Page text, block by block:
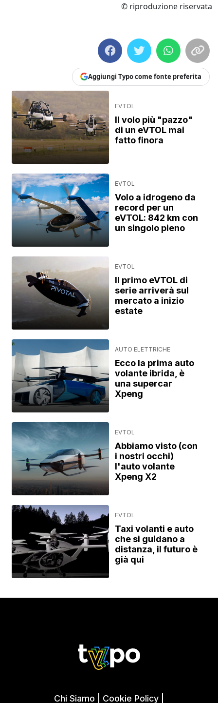
© riproduzione riservata
Aggiungi Typo come fonte preferita
EVTOL
Il volo più "pazzo"
di un eVTOL mai
fatto finora
EVTOL
Volo a idrogeno da
record per un
eVTOL: 842 km con
un singolo pieno
EVTOL
Il primo eVTOL di
serie arriverà sul
mercato a inizio
estate
AUTO ELETTRICHE
Ecco la prima auto
volante ibrida, è
una supercar
Xpeng
EVTOL
Abbiamo visto (con
i nostri occhi)
l'auto volante
Xpeng X2
EVTOL
Taxi volanti e auto
che si guidano a
distanza, il futuro è
già qui
Chi Siamo Cookie Policy